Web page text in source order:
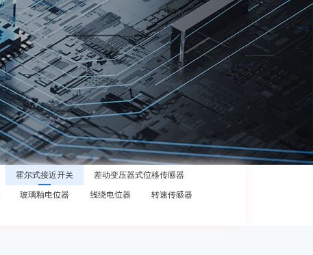
霍尔式接近开关
差动变压器式位移传感器
玻璃釉电位器 线绕电位器
转速传感器